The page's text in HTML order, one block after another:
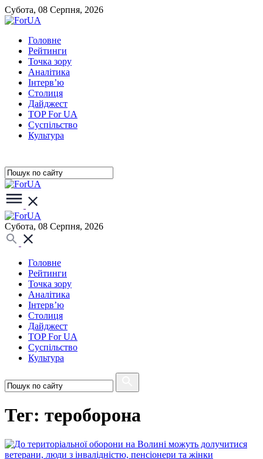
Субота, 08 Серпня, 2026
Головне
Рейтинги
Точка зору
Аналітика
Інтерв’ю
Столиця
Дайджест
TOP For UA
Суспiльство
Культура
Субота, 08 Серпня, 2026
Головне
Рейтинги
Точка зору
Аналітика
Інтерв’ю
Столиця
Дайджест
TOP For UA
Суспiльство
Культура
Тег: тероборона